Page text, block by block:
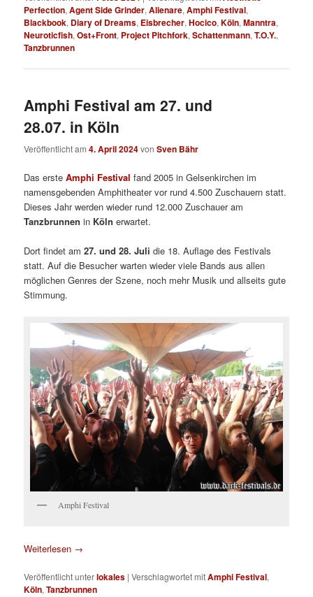
Perfection,Agent Side Grinder,Alienare,Amphi Festival,
Blackbook, Diary of Dreams, Eisbrecher,Hocico,Köln,Manntra,
Neuroticfish,Ost+Front, Project Pitchfork,Schattenmann,T.O.Y.,
Tanzbrunnen
Amphi Festival am 27. und
28.07. in Köln
Veröffentlicht am4. April 2024vonSven Bähr
Das ersteAmphi Festival fand 2005 in Gelsenkirchen im
namensgebenden Amphitheater vor rund 4.500 Zuschauern statt.
Dieses Jahr werden wieder rund 12.000 Zuschauer am
Tanzbrunnen in Köln erwartet.
Dort findet am27. und 28. Juli die 18. Auflage des Festivals
statt. Auf die Besucher warten wieder viele Bands aus allen
möglichen Genres der Szene, noch mehr Musik und allseits gute
Stimmung.
Amphi Festival
Weiterlesen →
Veröffentlicht unterlokales |Verschlagwortet mitAmphi Festival,
Köln,Tanzbrunnen